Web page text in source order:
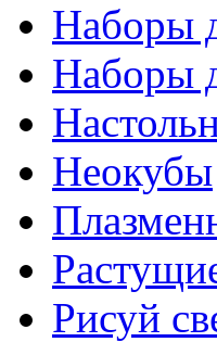
Наборы
Наборы
Неокубы
Рисуй